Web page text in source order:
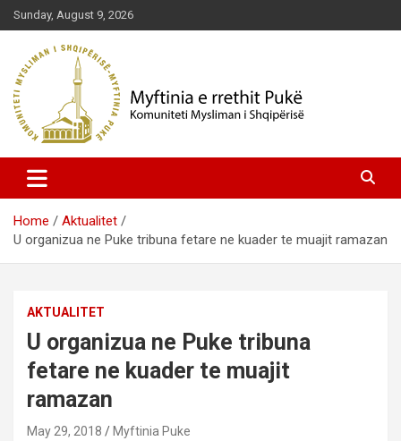
Skip
to
content
Sunday, August 9, 2026
Myftinia Pukë | Faqja Zyrtare
Home
Aktualitet
U organizua ne Puke tribuna fetare ne kuader te muajit ramazan
AKTUALITET
U organizua ne Puke tribuna
fetare ne kuader te muajit
ramazan
May 29, 2018 Myftinia Puke